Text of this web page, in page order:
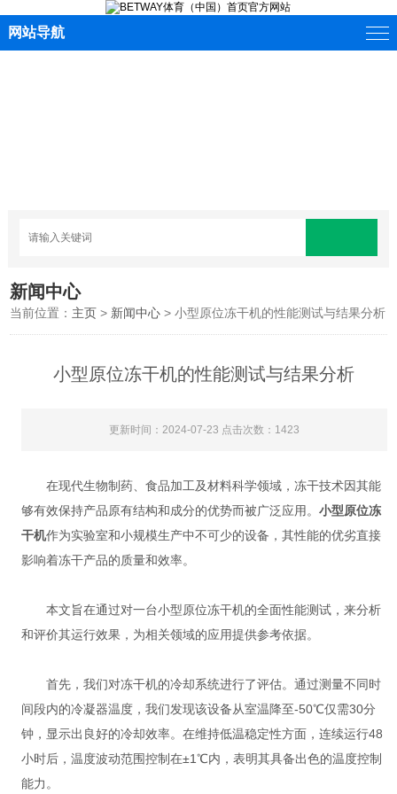
网站导航
新闻中心
当前位置： 主页 > 新闻中心 > 小型原位冻干机的性能测试与结果分析
小型原位冻干机的性能测试与结果分析
更新时间：2024-07-23 点击次数：1423
在现代生物制药、食品加工及材料科学领域，冻干技术因其能
够有效保持产品原有结构和成分的优势而被广泛应用。 小型原位冻
干机作为实验室和小规模生产中不可少的设备，其性能的优劣直接
影响着冻干产品的质量和效率。
本文旨在通过对一台小型原位冻干机的全面性能测试，来分析
和评价其运行效果，为相关领域的应用提供参考依据。
首先，我们对冻干机的冷却系统进行了评估。通过测量不同时
间段内的冷凝器温度，我们发现该设备从室温降至-50℃仅需30分
钟，显示出良好的冷却效率。在维持低温稳定性方面，连续运行48
小时后，温度波动范围控制在±1℃内，表明其具备出色的温度控制
能力。